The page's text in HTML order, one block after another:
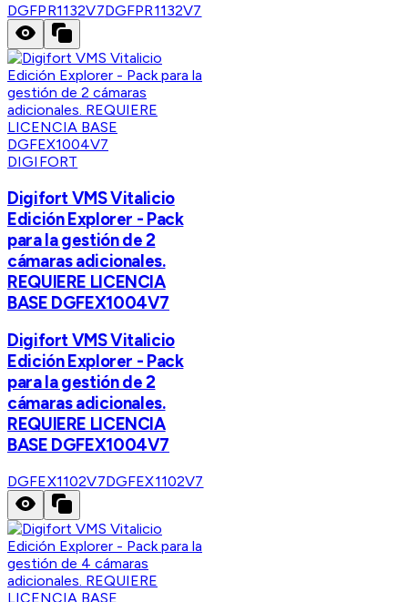
DGFPR1132V7DGFPR1132V7
DIGIFORT
Digifort VMS Vitalicio
Edición Explorer - Pack
para la gestión de 2
cámaras adicionales.
REQUIERE LICENCIA
BASE DGFEX1004V7
Digifort VMS Vitalicio
Edición Explorer - Pack
para la gestión de 2
cámaras adicionales.
REQUIERE LICENCIA
BASE DGFEX1004V7
DGFEX1102V7DGFEX1102V7